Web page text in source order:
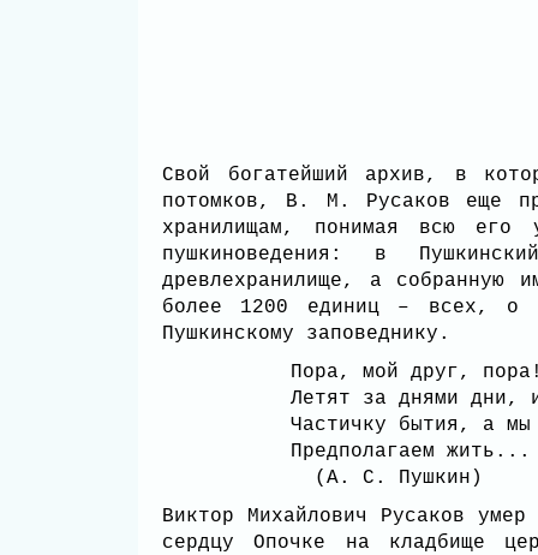
Свой богатейший архив, в
потомков, В. М. Русаков еще
хранилищам, понимая всю его
пушкиноведения: в
древлехранилище, а собранную
более 1200 единиц – всех,
Пушкинскому заповеднику.
Пора, мой друг,
Летят за днями дни,
Частичку бытия, а
Предполагаем
(А. С. Пушкин)
Виктор Михайлович Русаков
сердцу Опочке на кладбище